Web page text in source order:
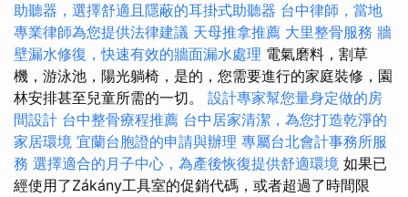
助聽器，選擇舒適且隱蔽的耳掛式助聽器 台中律師，當地
專業律師為您提供法律建議 天母推拿推薦 大里整骨服務 牆
壁漏水修復，快速有效的牆面漏水處理 電氣磨料，割草
機，游泳池，陽光躺椅，是的，您需要進行的家庭裝修，園
林安排甚至兒童所需的一切。 設計專家幫您量身定做的房
間設計 台中整骨療程推薦 台中居家清潔，為您打造乾淨的
家居環境 宜蘭台胞證的申請與辦理 專屬台北會計事務所服
務 選擇適合的月子中心，為產後恢復提供舒適環境 如果已
經使用了Zákány工具室的促銷代碼，或者超過了時間限